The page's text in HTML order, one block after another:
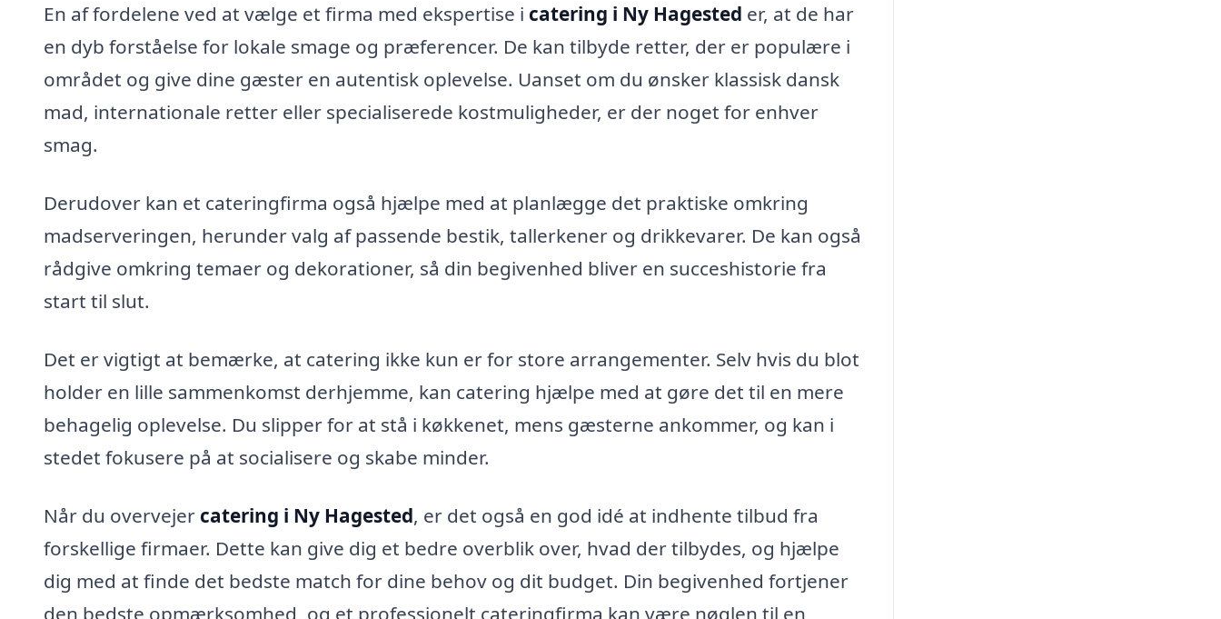
En af fordelene ved at vælge et firma med ekspertise i catering i Ny Hagested er, at de har
en dyb forståelse for lokale smage og præferencer. De kan tilbyde retter, der er populære i
området og give dine gæster en autentisk oplevelse. Uanset om du ønsker klassisk dansk
mad, internationale retter eller specialiserede kostmuligheder, er der noget for enhver
smag.
Derudover kan et cateringfirma også hjælpe med at planlægge det praktiske omkring
madserveringen, herunder valg af passende bestik, tallerkener og drikkevarer. De kan også
rådgive omkring temaer og dekorationer, så din begivenhed bliver en succeshistorie fra
start til slut.
Det er vigtigt at bemærke, at catering ikke kun er for store arrangementer. Selv hvis du blot
holder en lille sammenkomst derhjemme, kan catering hjælpe med at gøre det til en mere
behagelig oplevelse. Du slipper for at stå i køkkenet, mens gæsterne ankommer, og kan i
stedet fokusere på at socialisere og skabe minder.
Når du overvejer catering i Ny Hagested, er det også en god idé at indhente tilbud fra
forskellige firmaer. Dette kan give dig et bedre overblik over, hvad der tilbydes, og hjælpe
dig med at finde det bedste match for dine behov og dit budget. Din begivenhed fortjener
den bedste opmærksomhed, og et professionelt cateringfirma kan være nøglen til en